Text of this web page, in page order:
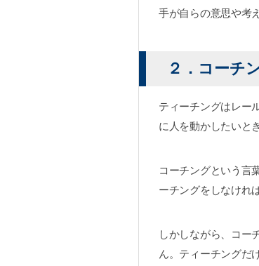
手が自らの意思や考
２．コーチ
ティーチングはレー
に人を動かしたいと
コーチングという言
ーチングをしなけれ
しかしながら、コー
ん。ティーチングだ